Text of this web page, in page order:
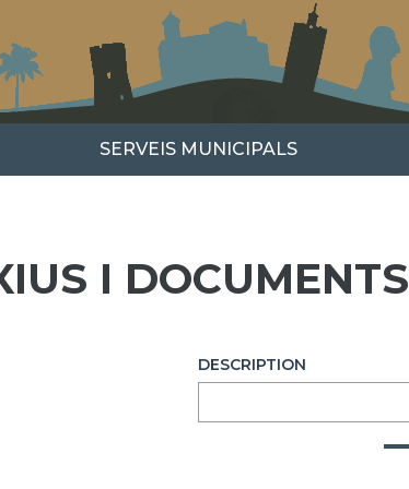
SERVEIS MUNICIPALS
I DOCUMENTS
DESCRIPTION